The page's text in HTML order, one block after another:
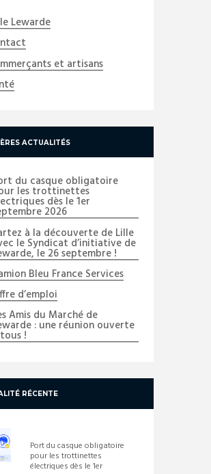
Lewarde
et artisans
ACTUALITÉS
du casque obligatoire
les trottinettes
dès le 1er
2026
à la découverte de Lille
le Syndicat d’initiative de
le 26 septembre !
Bleu France Services
d’emploi
Amis du Marché de
: une réunion ouverte
!
RÉCENTE
Port du casque obligatoire
pour les trottinettes
électriques dès le 1er